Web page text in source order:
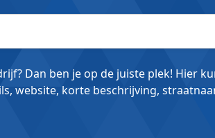
Dan ben je op de juiste plek! Hier
website, korte beschrijving,